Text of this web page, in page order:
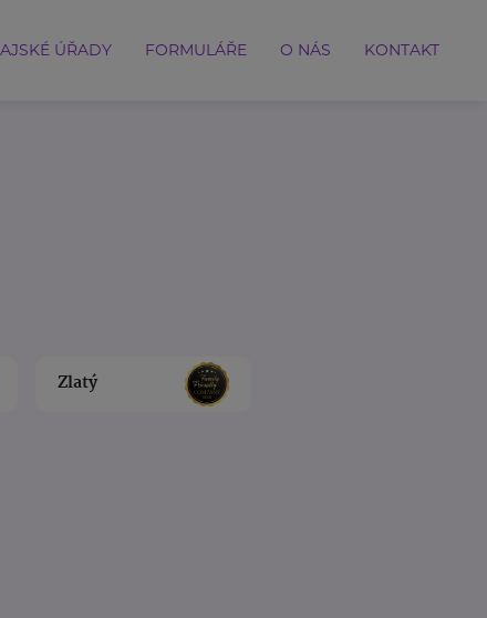
ÚŘADY FORMULÁŘE O NÁS KONTAKT
Zlatý